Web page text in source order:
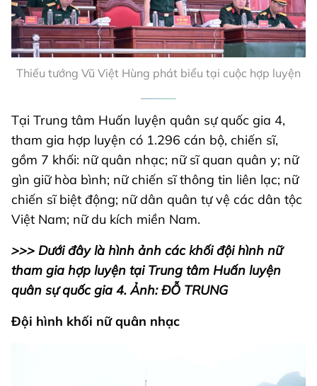
Thiếu tướng Vũ Việt Hùng phát biểu tại cuộc hợp luyện
Tại Trung tâm Huấn luyện quân sự quốc gia 4,
tham gia hợp luyện có 1.296 cán bộ, chiến sĩ,
gồm 7 khối: nữ quân nhạc; nữ sĩ quan quân y; nữ
gìn giữ hòa bình; nữ chiến sĩ thông tin liên lạc; nữ
chiến sĩ biệt động; nữ dân quân tự vệ các dân tộc
Việt Nam; nữ du kích miền Nam.
>>> Dưới đây là hình ảnh các khối đội hình nữ
tham gia hợp luyện tại Trung tâm Huấn luyện
quân sự quốc gia 4. Ảnh: ĐỖ TRUNG
Đội hình khối nữ quân nhạc